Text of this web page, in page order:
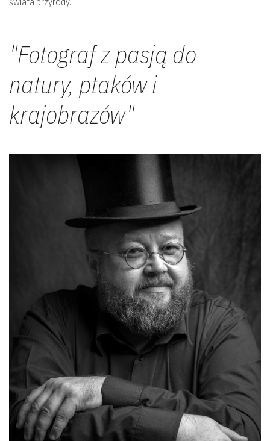
"Fotograf z pasją do
natury, ptaków i
krajobrazów"